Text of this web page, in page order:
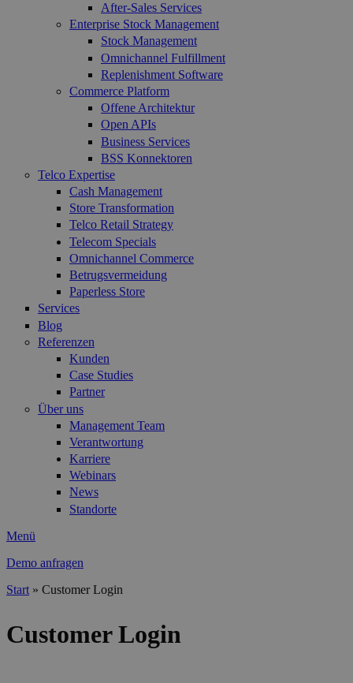
After-Sales Services
Enterprise Stock Management
Stock Management
Omnichannel Fulfillment
Replenishment Software
Commerce Platform
Offene Architektur
Open APIs
Business Services
BSS Konnektoren
Telco Expertise
Cash Management
Store Transformation
Telco Retail Strategy
Telecom Specials
Omnichannel Commerce
Betrugsvermeidung
Paperless Store
Services
Blog
Referenzen
Kunden
Case Studies
Partner
Über uns
Management Team
Verantwortung
Karriere
Webinars
News
Standorte
Menü
Demo anfragen
Start » Customer Login
Customer Login